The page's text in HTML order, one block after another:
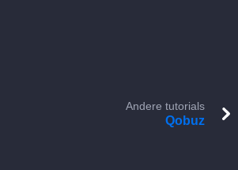
Andere tutorials
Qobuz